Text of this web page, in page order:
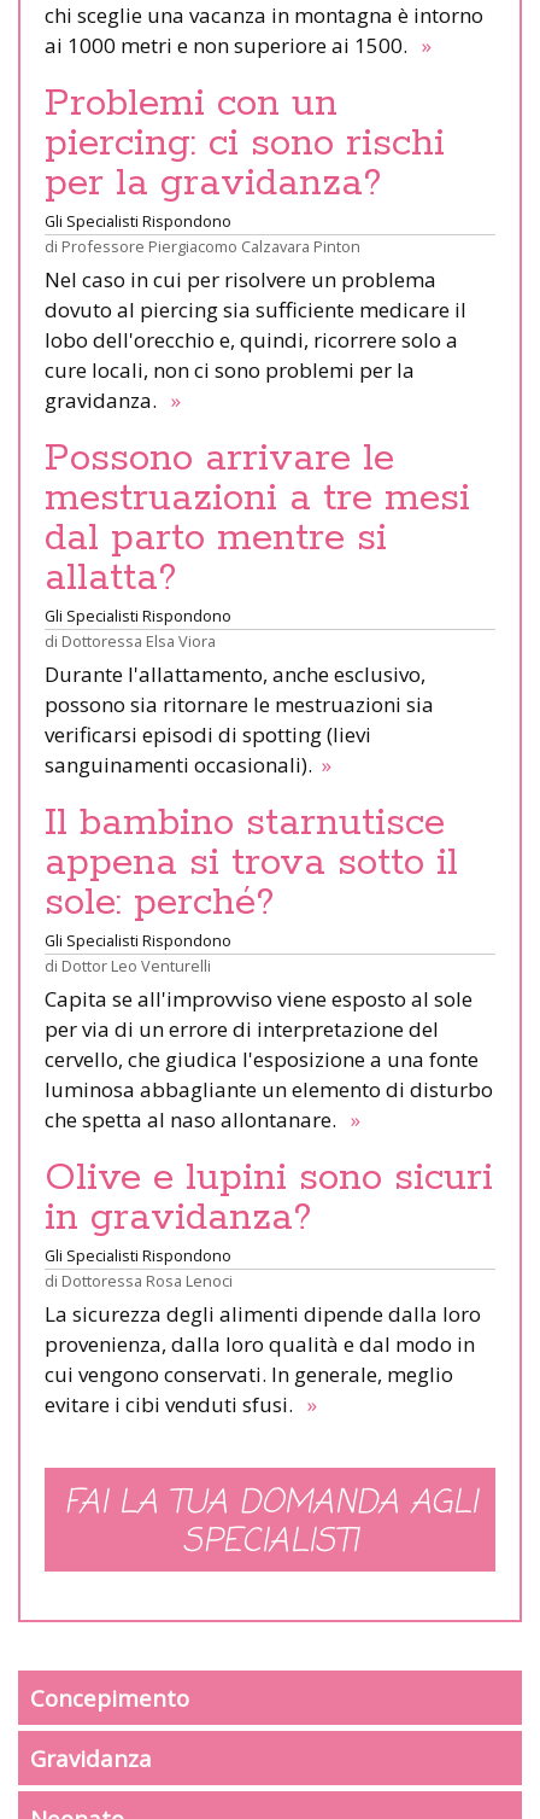
chi sceglie una vacanza in montagna è intorno
ai 1000 metri e non superiore ai 1500. »
Problemi con un
piercing: ci sono rischi
per la gravidanza?
Gli Specialisti Rispondono
di Professore Piergiacomo Calzavara Pinton
Nel caso in cui per risolvere un problema
dovuto al piercing sia sufficiente medicare il
lobo dell'orecchio e, quindi, ricorrere solo a
cure locali, non ci sono problemi per la
gravidanza. »
Possono arrivare le
mestruazioni a tre mesi
dal parto mentre si
allatta?
Gli Specialisti Rispondono
di Dottoressa Elsa Viora
Durante l'allattamento, anche esclusivo,
possono sia ritornare le mestruazioni sia
verificarsi episodi di spotting (lievi
sanguinamenti occasionali). »
Il bambino starnutisce
appena si trova sotto il
sole: perché?
Gli Specialisti Rispondono
di Dottor Leo Venturelli
Capita se all'improvviso viene esposto al sole
per via di un errore di interpretazione del
cervello, che giudica l'esposizione a una fonte
luminosa abbagliante un elemento di disturbo
che spetta al naso allontanare. »
Olive e lupini sono sicuri
in gravidanza?
Gli Specialisti Rispondono
di Dottoressa Rosa Lenoci
La sicurezza degli alimenti dipende dalla loro
provenienza, dalla loro qualità e dal modo in
cui vengono conservati. In generale, meglio
evitare i cibi venduti sfusi. »
FAI LA TUA DOMANDA AGLI
SPECIALISTI
Concepimento
Gravidanza